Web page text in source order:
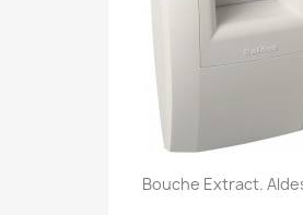
Bouche Extract.